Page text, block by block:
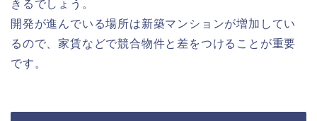
きるでしょう。
開発が進んでいる場所は新築マンションが増加してい
るので、家賃などで競合物件と差をつけることが重要
です。